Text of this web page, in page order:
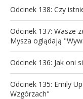
Odcinek 138: Czy
Odcinek 137: Wasze
Mysza oglądają
Odcinek 136: Jak oni
Odcinek 135: Emily
Wzgórzach"